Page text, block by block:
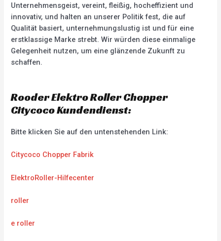
Unternehmensgeist, vereint, fleißig, hocheffizient und
innovativ, und halten an unserer Politik fest, die auf
Qualität basiert, unternehmungslustig ist und für eine
erstklassige Marke strebt. Wir würden diese einmalige
Gelegenheit nutzen, um eine glänzende Zukunft zu
schaffen.
Rooder Elektro Roller Chopper
Citycoco Kundendienst:
Bitte klicken Sie auf den untenstehenden Link:
Citycoco Chopper Fabrik
ElektroRoller-Hilfecenter
roller
e roller